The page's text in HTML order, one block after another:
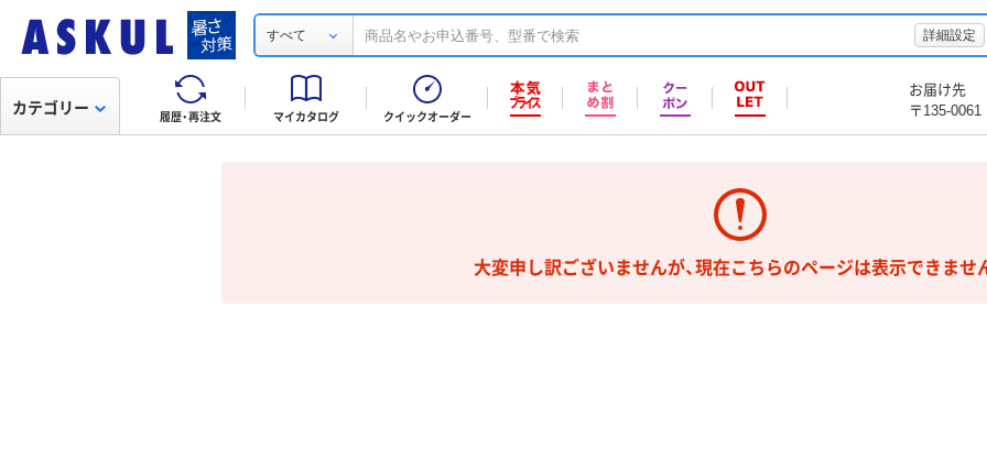
すべて 詳細設定
履歴・再注文 マイカタログ クイックオーダー
お届け先
〒135-0061
カテゴリー
大変申し訳ございませんが、現在こちらのページは表示できませ